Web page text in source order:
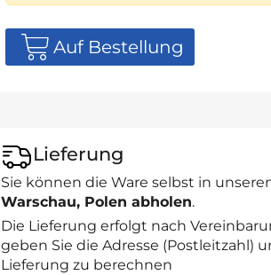
Auf Bestellung
Lieferung
Sie können die Ware selbst in
Warschau, Polen abholen.
Die Lieferung erfolgt nach
geben Sie die Adresse (Postleitzahl)
Lieferung zu berechnen